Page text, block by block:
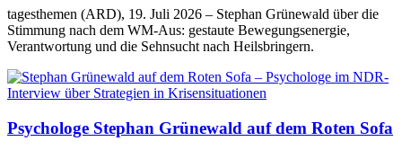
tagesthemen (ARD), 19. Juli 2026 – Stephan Grünewald über die
Stimmung nach dem WM-Aus: gestaute Bewegungsenergie,
Verantwortung und die Sehnsucht nach Heilsbringern.
Psychologe Stephan Grünewald auf dem Roten Sofa